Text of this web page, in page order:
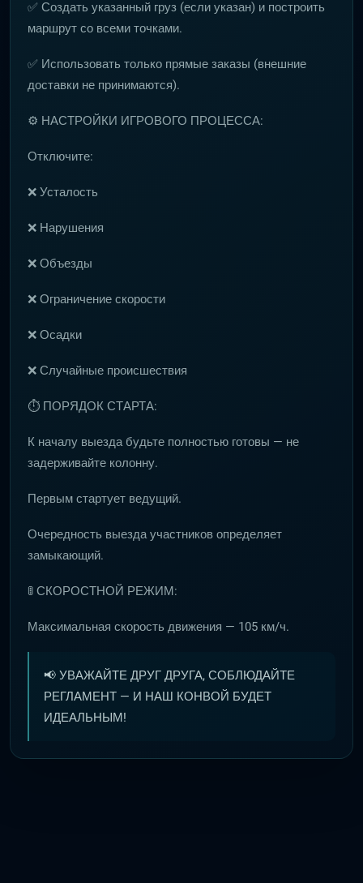
✅ Создать указанный груз (если указан) и построить
маршрут со всеми точками.
✅ Использовать только прямые заказы (внешние
доставки не принимаются).
⚙️ НАСТРОЙКИ ИГРОВОГО ПРОЦЕССА:
Отключите:
❌ Усталость
❌ Нарушения
❌ Объезды
❌ Ограничение скорости
❌ Осадки
❌ Случайные происшествия
⏱ ПОРЯДОК СТАРТА:
К началу выезда будьте полностью готовы — не
задерживайте колонну.
Первым стартует ведущий.
Очередность выезда участников определяет
замыкающий.
🚦 СКОРОСТНОЙ РЕЖИМ:
Максимальная скорость движения — 105 км/ч.
📢 УВАЖАЙТЕ ДРУГ ДРУГА, СОБЛЮДАЙТЕ
РЕГЛАМЕНТ — И НАШ КОНВОЙ БУДЕТ
ИДЕАЛЬНЫМ!